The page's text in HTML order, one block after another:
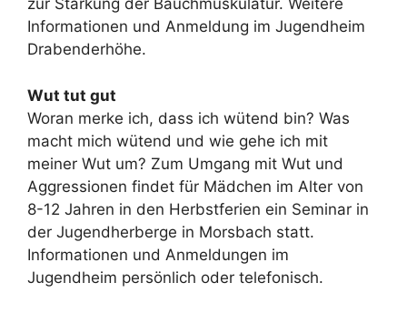
zur Stärkung der Bauchmuskulatur. Weitere
Informationen und Anmeldung im Jugendheim
Drabenderhöhe.
Wut tut gut
Woran merke ich, dass ich wütend bin? Was
macht mich wütend und wie gehe ich mit
meiner Wut um? Zum Umgang mit Wut und
Aggressionen findet für Mädchen im Alter von
8-12 Jahren in den Herbstferien ein Seminar in
der Jugendherberge in Morsbach statt.
Informationen und Anmeldungen im
Jugendheim persönlich oder telefonisch.